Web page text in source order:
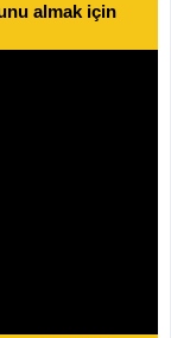
almak için